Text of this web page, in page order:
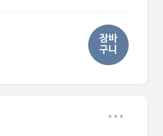
장바
구니